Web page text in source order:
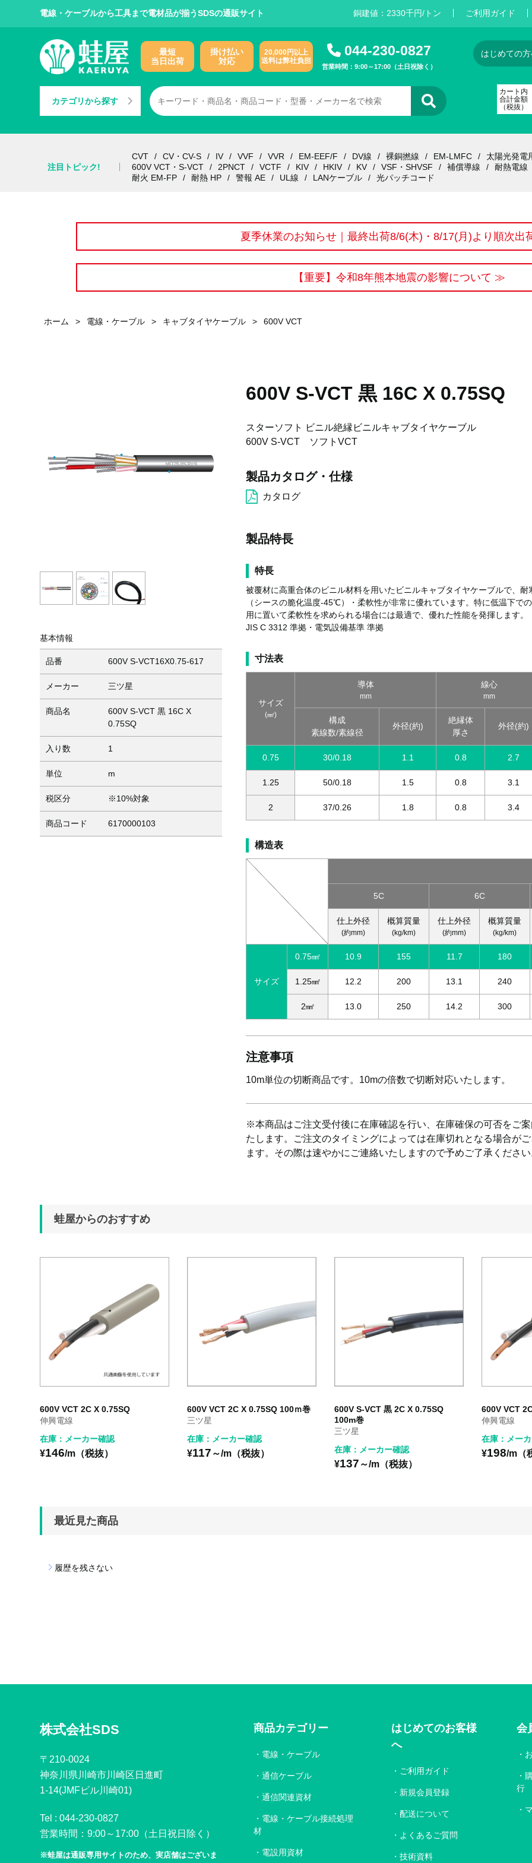
電線・ケーブルから工具まで電材品が揃うSDSの通販サイト 銅建値： 2330千円/トン ご利用ガイド
最短
当日出荷
掛け払い
対応
20,000円以上
送料は弊社負担
044-230-0827
営業時間：9:00～17:00（土日祝除く）
カテゴリから探す
はじめての
カート内
合計金額
（税抜）
注目トピック!
CVT CV・CV-S IV VVF VVR EM-EEF/F DV線 裸銅撚線 EM-LMFC 太陽光発電
600V VCT・S-VCT
2PNCT VCTF KIV HKIV KV VSF・SHVSF 補償導線 耐熱電線
耐火 EM-FP
耐熱 HP 警報 AE UL線 LANケーブル 光パッチコード
夏季休業のお知らせ｜最終出荷8/6(木)・8/17(月)より順次出
【重要】令和8年熊本地震の影響について ≫
ホーム > 電線・ケーブル > キャブタイヤケーブル > 600V VCT
基本情報
品番 600V S-VCT16X0.75-617
メーカー 三ツ星
商品名
600V S-VCT 黒 16C X
0.75SQ
入り数 1
単位 m
税区分 ※10%対象
商品コード 6170000103
600V S-VCT 黒 16C X 0.75SQ
スターソフト ビニル絶縁ビニルキャブタイヤケーブル
600V S-VCT ソフトVCT
製品カタログ・仕様
カタログ
製品特長
特長
被覆材に高重合体のビニル材料を用いたビニルキャブタイヤケーブルで、耐
（シースの脆化温度-45℃）・柔軟性が非常に優れています。特に低温下で
用に置いて柔軟性を求められる場合には最適で、優れた性能を発揮します。
JIS C 3312 準拠・電気設備基準 準拠
寸法表
サイズ
(㎟)
導体
mm
線心
mm
構成
素線数/素線径
外径(約)
絶縁体
厚さ
外径(約)
0.75 30/0.18 1.1 0.8 2.7
1.25 50/0.18 1.5 0.8 3.1
2 37/0.26 1.8 0.8 3.4
構造表
5C 6C
仕上外径
(約mm)
概算質量
(kg/km)
仕上外径
(約mm)
概算質量
(kg/km)
サイズ
0.75㎟ 10.9 155 11.7 180
1.25㎟ 12.2 200 13.1 240
2㎟ 13.0 250 14.2 300
注意事項
10m単位の切断商品です。10mの倍数で切断対応いたします。
※本商品はご注文受付後に在庫確認を行い、在庫確保の可否をご案
たします。ご注文のタイミングによっては在庫切れとなる場合が
ます。その際は速やかにご連絡いたしますので予めご了承ください
蛙屋からのおすすめ
600V VCT 2C X 0.75SQ
伸興電線
在庫：メーカー確認
¥146/m（税抜）
600V VCT 2C X 0.75SQ 100ｍ巻
三ツ星
在庫：メーカー確認
¥117 ～/m（税抜）
600V S-VCT 黒 2C X 0.75SQ
100m巻
三ツ星
在庫：メーカー確認
¥137 ～/m（税抜）
600V VCT
伸興電線
在庫：メー
¥198/m（
最近見た商品
履歴を残さない
株式会社SDS
〒210-0024
神奈川県川崎市川崎区日進町
1-14(JMFビル川崎01)
Tel :044-230-0827
営業時間：9:00～17:00（土日祝日除く）
※蛙屋は通販専用サイトのため、実店舗はございま
商品カテゴリー
電線・ケーブル
通信ケーブル
通信関連資材
電線・ケーブル接続処理
材
電設用資材
はじめてのお客様
へ
ご利用ガイド
新規会員登録
配送について
よくあるご質問
技術資料
会
行